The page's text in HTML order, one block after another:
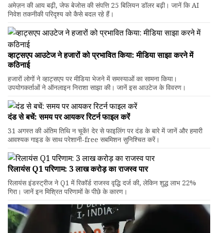
अमेज़न की आय बढ़ी, जेफ बेजोस की संपत्ति 25 बिलियन डॉलर बढ़ी। जानें कि AI
निवेश तकनीकी परिदृश्य को कैसे बदल रहे हैं।
व्हाट्सएप आउटेज ने हजारों को प्रभावित किया: मीडिया साझा करने में
कठिनाई
हजारों लोगों ने व्हाट्सएप पर मीडिया भेजने में समस्याओं का सामना किया।
उपयोगकर्ताओं ने ऑनलाइन निराशा साझा की। जानें इस आउटेज के विवरण।
दंड से बचें: समय पर आयकर रिटर्न फाइल करें
31 अगस्त की अंतिम तिथि न चूकें! देर से फाइलिंग पर दंड के बारे में जानें और हमारी
आवश्यक गाइड के साथ परेशानी-free सबमिशन सुनिश्चित करें।
रिलायंस Q1 परिणाम: ₹3 लाख करोड़ का राजस्व पार
रिलायंस इंडस्ट्रीज ने Q1 में रिकॉर्ड राजस्व वृद्धि दर्ज की, लेकिन शुद्ध लाभ 22%
गिरा। जानें इन मिश्रित परिणामों के पीछे के कारण।